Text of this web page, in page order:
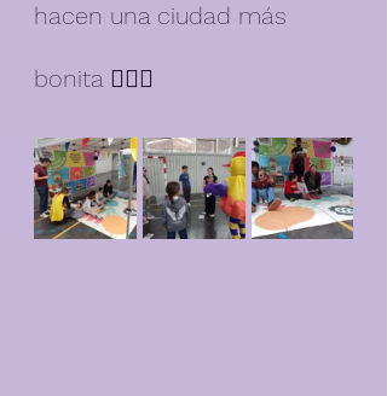
hacen una ciudad más
bonita 🏳️‍🌈🎨